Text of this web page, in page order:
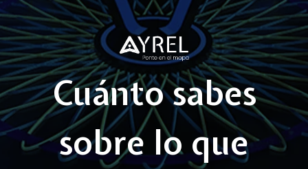
Cuánto sabes
sobre lo que